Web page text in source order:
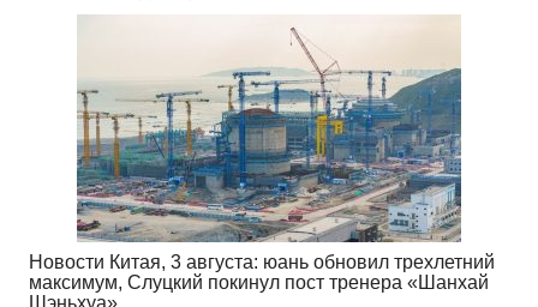
Новости Китая, 3 августа: юань обновил трехлетний
максимум, Слуцкий покинул пост тренера «Шанхай
Шэньхуа»